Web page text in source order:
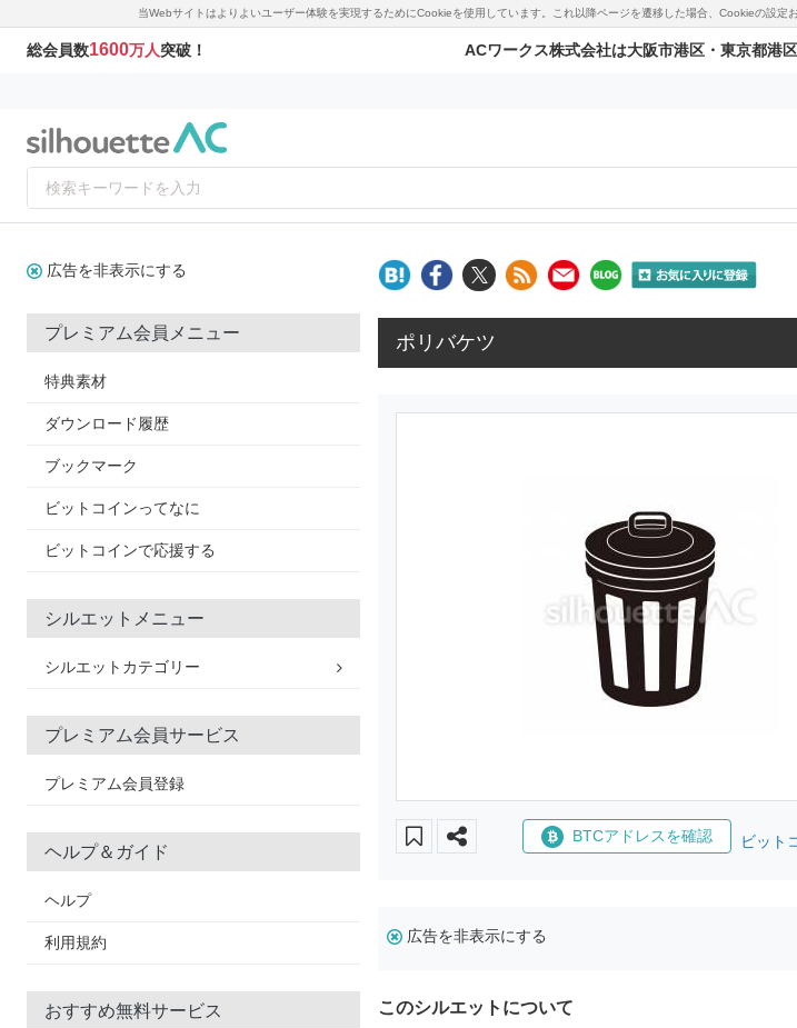
当Webサイトはよりよいユーザー体験を実現するためにCookieを使用しています。これ以降ページを遷移した場合、Cookieの設
総会員数1600万人突破！ ACワークス株式会社は大阪市港区・東京都港
広告を非表示にする
プレミアム会員メニュー
特典素材
ダウンロード履歴
ブックマーク
ビットコインってなに
ビットコインで応援する
シルエットメニュー
シルエットカテゴリー
プレミアム会員サービス
プレミアム会員登録
ヘルプ＆ガイド
ヘルプ
利用規約
おすすめ無料サービス
ポリバケツ
BTCアドレスを確認 ビット
広告を非表示にする
このシルエットについて